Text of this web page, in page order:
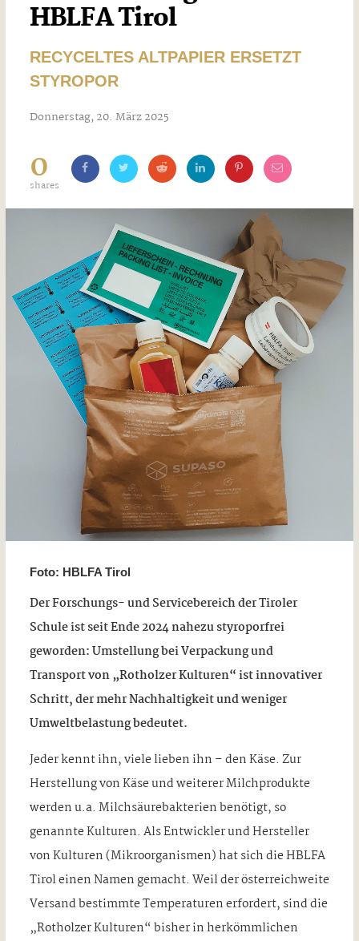
HBLFA Tirol
RECYCELTES ALTPAPIER ERSETZT
STYROPOR
Donnerstag, 20. März 2025
0
shares
Foto: HBLFA Tirol
Der Forschungs- und Servicebereich der Tiroler
Schule ist seit Ende 2024 nahezu styroporfrei
geworden: Umstellung bei Verpackung und
Transport von „Rotholzer Kulturen“ ist innovativer
Schritt, der mehr Nachhaltigkeit und weniger
Umweltbelastung bedeutet.
Jeder kennt ihn, viele lieben ihn – den Käse. Zur
Herstellung von Käse und weiterer Milchprodukte
werden u.a. Milchsäurebakterien benötigt, so
genannte Kulturen. Als Entwickler und Hersteller
von Kulturen (Mikroorganismen) hat sich die HBLFA
Tirol einen Namen gemacht. Weil der österreichweite
Versand bestimmte Temperaturen erfordert, sind die
„Rotholzer Kulturen“ bisher in herkömmlichen